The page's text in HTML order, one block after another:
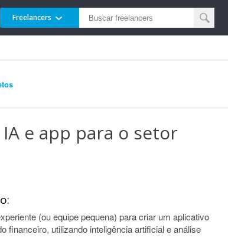
Freelancers
e app para o setor
(ou equipe pequena) para criar um aplicativo
financeiro, utilizando inteligência artificial e análise